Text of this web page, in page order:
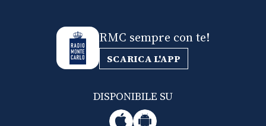
RMC sempre con te!
SCARICA L'APP
DISPONIBILE SU